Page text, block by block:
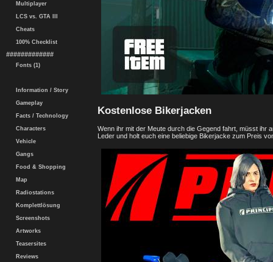
Multiplayer
LCS vs. GTA III
Cheats
100% Checklist
#############
Fonts (1)
Information / Story
Gameplay
Facts / Technology
Characters
Vehicle
Gangs
Food & Shopping
Map
Radiostations
Komplettlösung
Screenshots
Artworks
Teasersites
Reviews
Kostenlose Bikerjacken
Wenn ihr mit der Meute durch die Gegend fahrt, müsst ihr
Leder und holt euch eine beliebige Bikerjacke zum Preis